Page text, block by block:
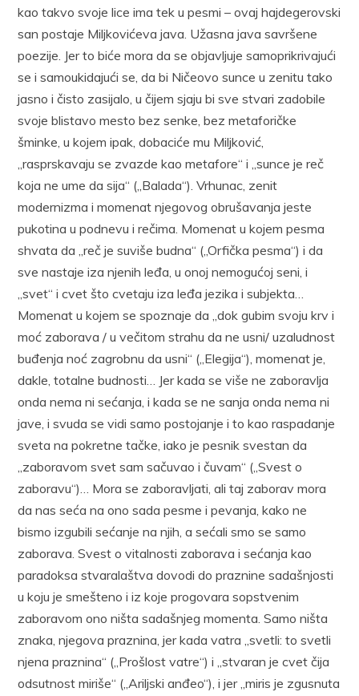
kao takvo svoje lice ima tek u pesmi – ovaj hajdegerovski
san postaje Miljkovićeva java. Užasna java savršene
poezije. Jer to biće mora da se objavljuje samoprikrivajući
se i samoukidajući se, da bi Ničeovo sunce u zenitu tako
jasno i čisto zasijalo, u čijem sjaju bi sve stvari zadobile
svoje blistavo mesto bez senke, bez metaforičke
šminke, u kojem ipak, dobaciće mu Miljković,
„rasprskavaju se zvazde kao metafore“ i „sunce je reč
koja ne ume da sija“ („Balada“). Vrhunac, zenit
modernizma i momenat njegovog obrušavanja jeste
pukotina u podnevu i rečima. Momenat u kojem pesma
shvata da „reč je suviše budna“ („Orfička pesma“) i da
sve nastaje iza njenih leđa, u onoj nemogućoj seni, i
„svet“ i cvet što cvetaju iza leđa jezika i subjekta…
Momenat u kojem se spoznaje da „dok gubim svoju krv i
moć zaborava / u večitom strahu da ne usni/ uzaludnost
buđenja noć zagrobnu da usni“ („Elegija“), momenat je,
dakle, totalne budnosti… Jer kada se više ne zaboravlja
onda nema ni sećanja, i kada se ne sanja onda nema ni
jave, i svuda se vidi samo postojanje i to kao raspadanje
sveta na pokretne tačke, iako je pesnik svestan da
„zaboravom svet sam sačuvao i čuvam“ („Svest o
zaboravu“)… Mora se zaboravljati, ali taj zaborav mora
da nas seća na ono sada pesme i pevanja, kako ne
bismo izgubili sećanje na njih, a sećali smo se samo
zaborava. Svest o vitalnosti zaborava i sećanja kao
paradoksa stvaralaštva dovodi do praznine sadašnjosti
u koju je smešteno i iz koje progovara sopstvenim
zaboravom ono ništa sadašnjeg momenta. Samo ništa
znaka, njegova praznina, jer kada vatra „svetli: to svetli
njena praznina“ („Prošlost vatre“) i „stvaran je cvet čija
odsutnost miriše“ („Ariljski anđeo“), i jer „miris je zgusnuta